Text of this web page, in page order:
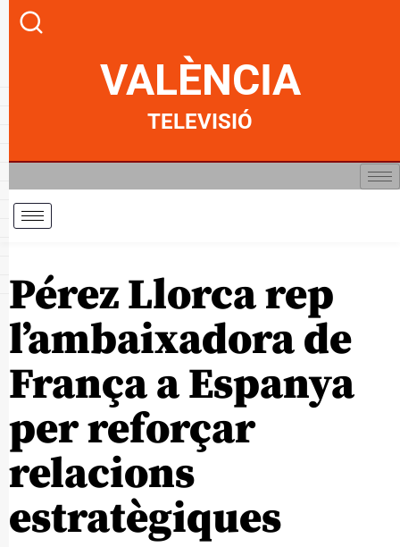
VALÈNCIA
TELEVISIÓ
Pérez Llorca rep
l’ambaixadora de
França a Espanya
per reforçar
relacions
estratègiques